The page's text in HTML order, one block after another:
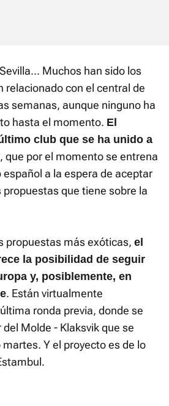
Muchos han sido los
relacionado con el central de
semanas, aunque ninguno ha
hasta el momento. El
club que se ha unido a
, que por el momento se entrena
a la espera de aceptar
que tiene sobre la
propuestas más exóticas, el
la posibilidad de seguir
y, posiblemente, en
. Están virtualmente
ronda previa, donde se
Molde - Klaksvik que se
Y el proyecto es de lo